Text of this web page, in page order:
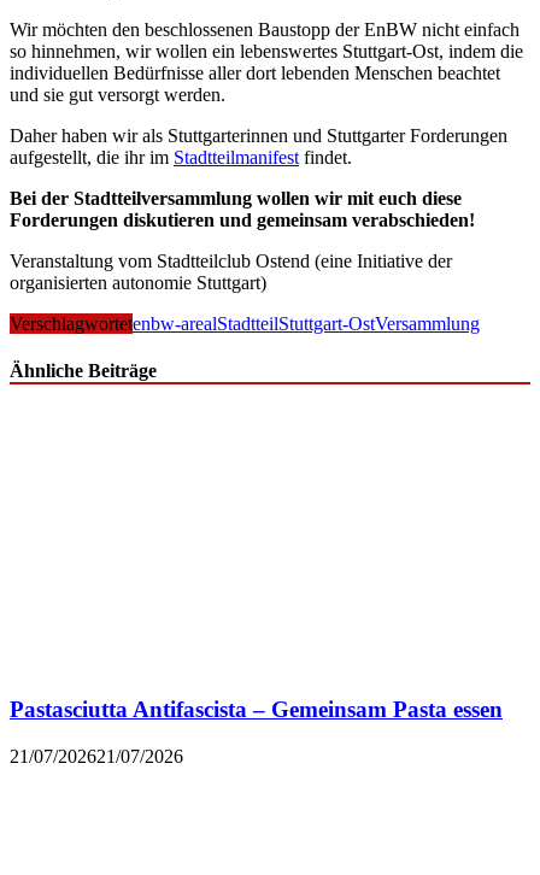
Wir möchten den beschlossenen Baustopp der EnBW nicht einfach
so hinnehmen, wir wollen ein lebenswertes Stuttgart-Ost, indem die
individuellen Bedürfnisse aller dort lebenden Menschen beachtet
und sie gut versorgt werden.
Daher haben wir als Stuttgarterinnen und Stuttgarter Forderungen
aufgestellt, die ihr im Stadtteilmanifest findet.
Bei der Stadtteilversammlung wollen wir mit euch diese
Forderungen diskutieren und gemeinsam verabschieden!
Veranstaltung vom Stadtteilclub Ostend (eine Initiative der
organisierten autonomie Stuttgart)
Verschlagwortetenbw-arealStadtteilStuttgart-OstVersammlung
Ähnliche Beiträge
Pastasciutta Antifascista – Gemeinsam Pasta essen
21/07/202621/07/2026